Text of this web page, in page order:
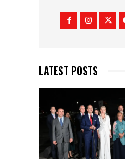
LATEST POSTS